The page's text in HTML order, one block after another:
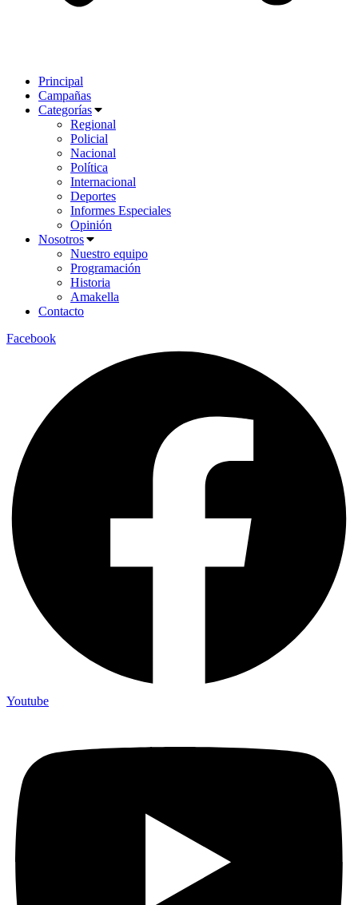
Principal
Campañas
Categorías
Regional
Policial
Nacional
Política
Internacional
Deportes
Informes Especiales
Opinión
Nosotros
Nuestro equipo
Programación
Historia
Amakella
Contacto
Facebook
Youtube